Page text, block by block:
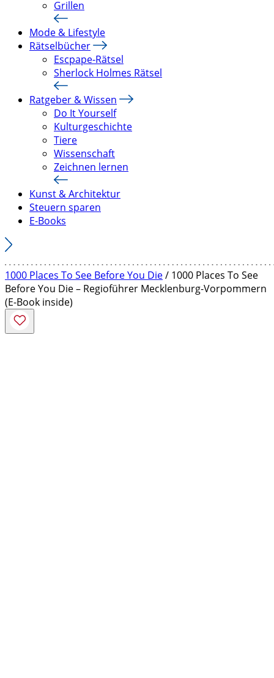
Grillen
Mode & Lifestyle
Rätselbücher
Escpape-Rätsel
Sherlock Holmes Rätsel
Ratgeber & Wissen
Do It Yourself
Kulturgeschichte
Tiere
Wissenschaft
Zeichnen lernen
Kunst & Architektur
Steuern sparen
E-Books
1000 Places To See Before You Die/ 1000 Places To See
Before You Die – Regioführer Mecklenburg-Vorpommern
(E-Book inside)